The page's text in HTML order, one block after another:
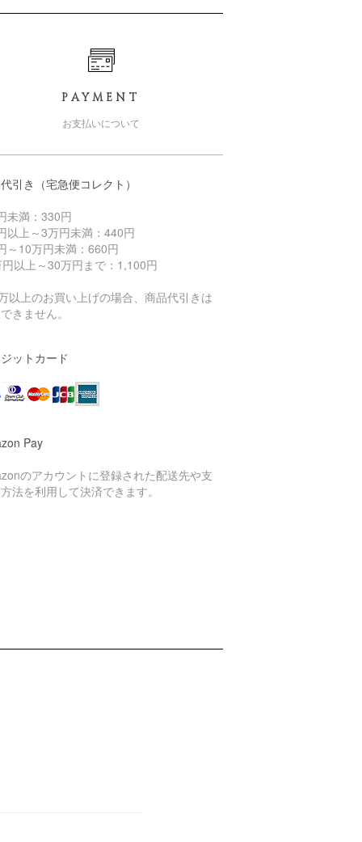
PAYMENT
お支払いについて
引き（宅急便コレクト）
未満：330円
以上～3万円未満：440円
～10万円未満：660円
以上～30万円まで：1,100円
以上のお買い上げの場合、商品代引きは
きません。
ットカード
Pay
のアカウントに登録された配送先や支
法を利用して決済できます。